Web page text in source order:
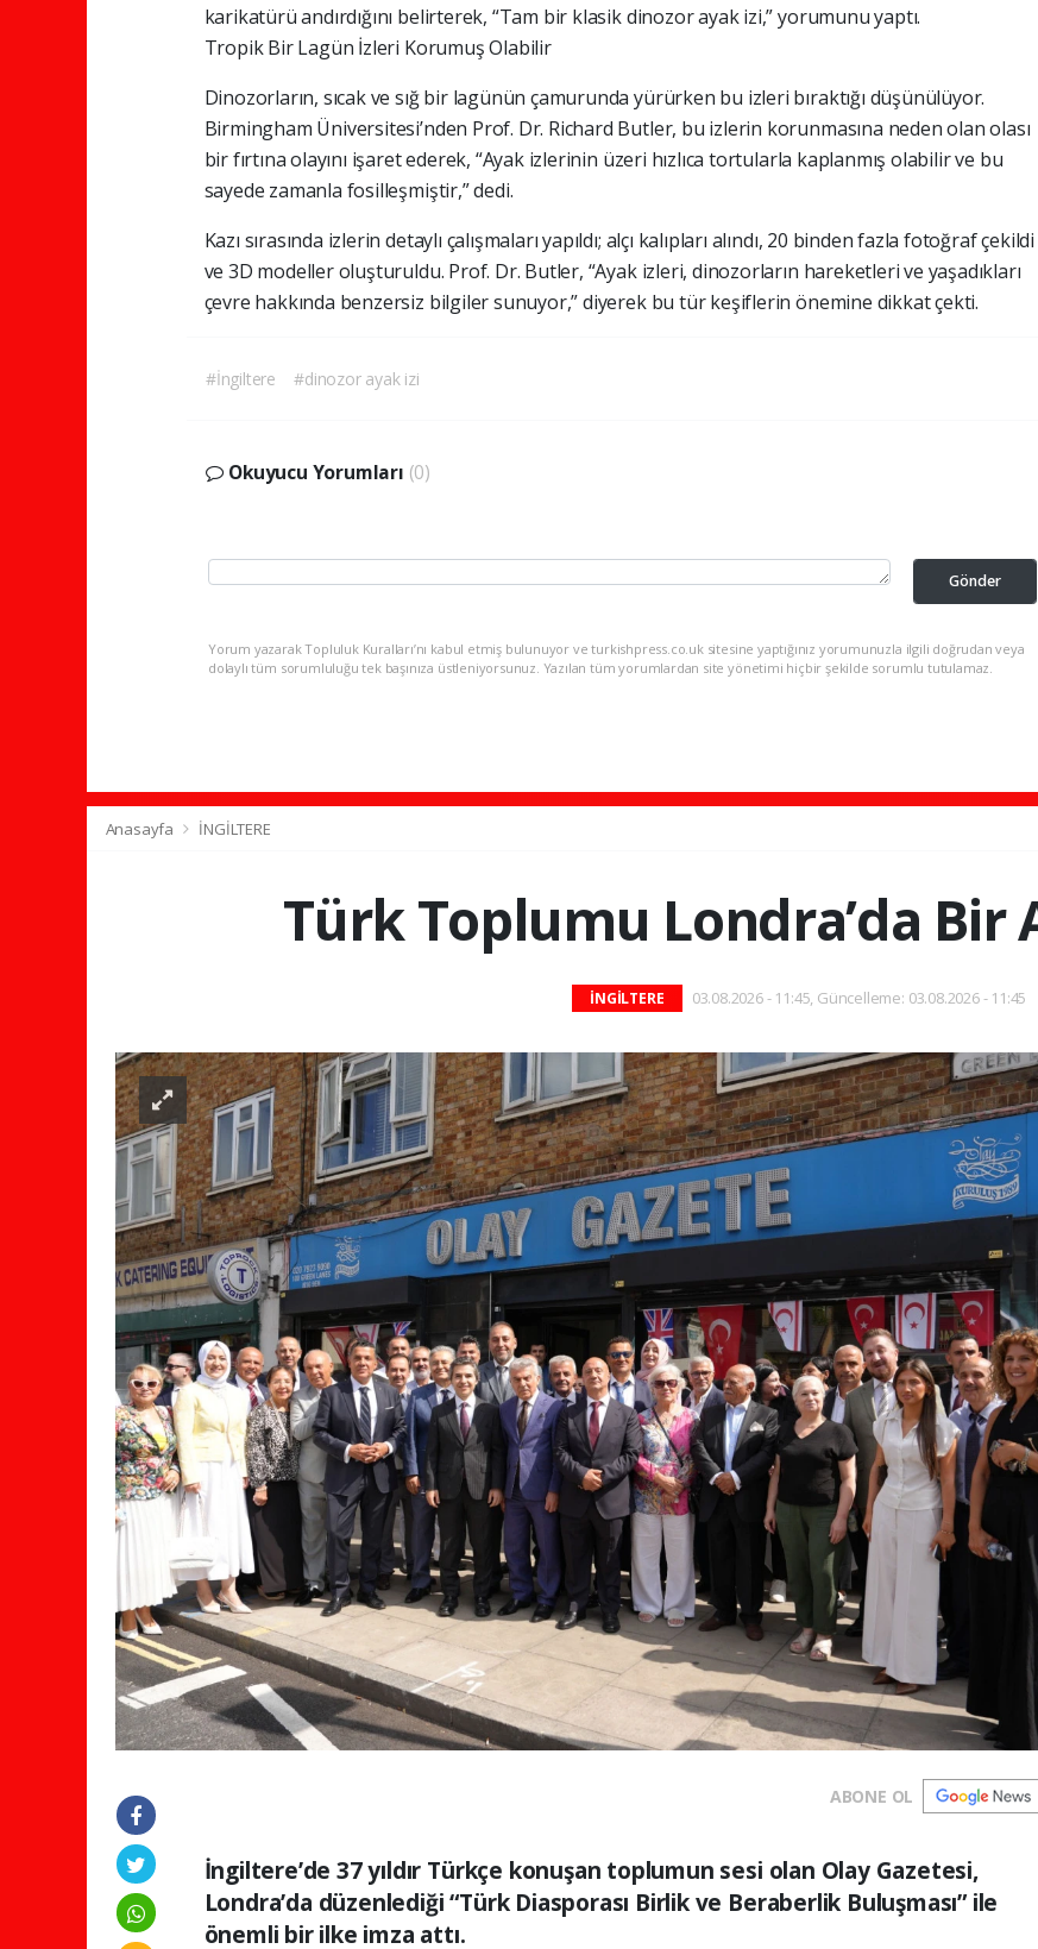
karikatürü andırdığını belirterek, “Tam bir klasik dinozor ayak izi,” yorumunu yaptı.
Tropik Bir Lagün İzleri Korumuş Olabilir
Dinozorların, sıcak ve sığ bir lagünün çamurunda yürürken bu izleri bıraktığı düşünülüyor.
Birmingham Üniversitesi’nden Prof. Dr. Richard Butler, bu izlerin korunmasına neden olan olası
bir fırtına olayını işaret ederek, “Ayak izlerinin üzeri hızlıca tortularla kaplanmış olabilir ve bu
sayede zamanla fosilleşmiştir,” dedi.
Kazı sırasında izlerin detaylı çalışmaları yapıldı; alçı kalıpları alındı, 20 binden fazla fotoğraf çekildi
ve 3D modeller oluşturuldu. Prof. Dr. Butler, “Ayak izleri, dinozorların hareketleri ve yaşadıkları
çevre hakkında benzersiz bilgiler sunuyor,” diyerek bu tür keşiflerin önemine dikkat çekti.
#İngiltere #dinozor ayak izi
Okuyucu Yorumları (0)
Gönder
Yorum yazarak Topluluk Kuralları’nı kabul etmiş bulunuyor ve turkishpress.co.uk sitesine yaptığınız yorumunuzla ilgili doğrudan veya
dolaylı tüm sorumluluğu tek başınıza üstleniyorsunuz. Yazılan tüm yorumlardan site yönetimi hiçbir şekilde sorumlu tutulamaz.
Anasayfa İNGİLTERE
Türk Toplumu Londra’da Bir
İNGİLTERE 03.08.2026 - 11:45, Güncelleme: 03.08.2026 - 11:45
ABONE OL
İngiltere’de 37 yıldır Türkçe konuşan toplumun sesi olan Olay Gazetesi,
Londra’da düzenlediği “Türk Diasporası Birlik ve Beraberlik Buluşması” ile
önemli bir ilke imza attı.